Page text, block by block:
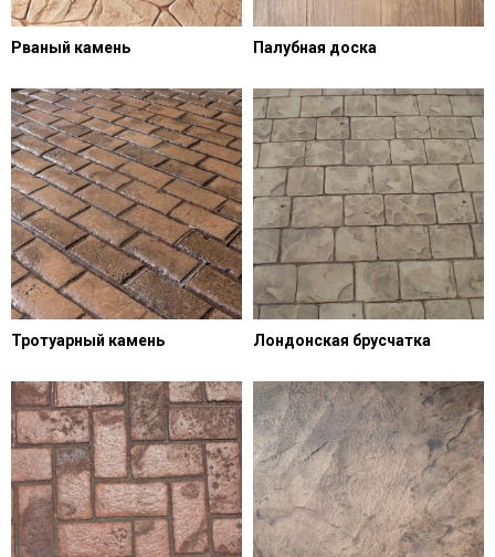
Рваный камень Палубная доска
Тротуарный камень Лондонская брусчатка